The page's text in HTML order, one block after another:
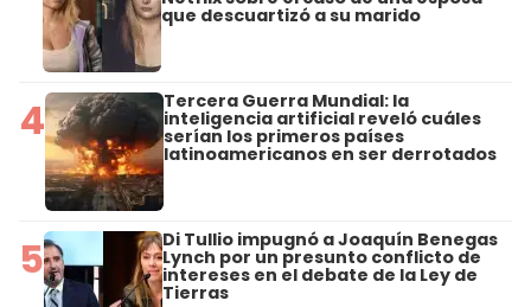
que descuartizó a su marido
4 Tercera Guerra Mundial: la
inteligencia artificial reveló cuáles
serían los primeros países
latinoamericanos en ser derrotados
5 Di Tullio impugnó a Joaquín Benegas
Lynch por un presunto conflicto de
intereses en el debate de la Ley de
Tierras